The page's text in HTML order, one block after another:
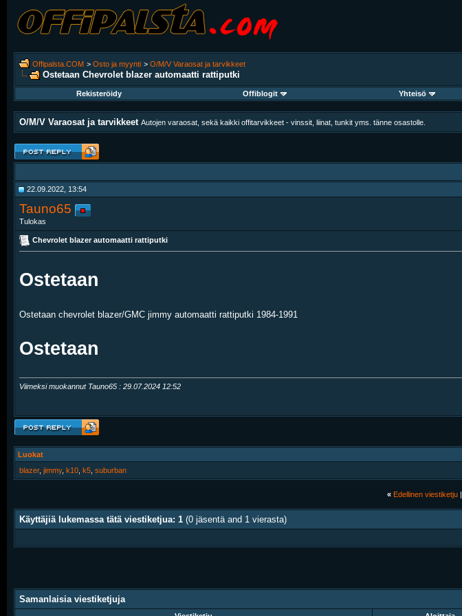
Offipalsta.COM > Osto ja myynti > O/M/V Varaosat ja tarvikkeet
Ostetaan Chevrolet blazer automaatti rattiputki
Rekisteröidy
Offiblogit Yhteisö
O/M/V Varaosat ja tarvikkeet Autojen varaosat, sekä kaikki offitarvikkeet - vinssit, liinat, tunkit yms. tänne osastolle.
22.09.2022, 13:54
Tauno65
Tulokas
Chevrolet blazer automaatti rattiputki
Ostetaan
Ostetaan chevrolet blazer/GMC jimmy automaatti rattiputki 1984-1991
Ostetaan
Viimeksi muokannut Tauno65 : 29.07.2024 12:52
Luokat
blazer, jimmy, k10 k5 suburban
« Edellinen viestiketju|
Käyttäjiä lukemassa tätä viestiketjua: 1 (0 jäsentä and 1 vierasta)
Samanlaisia viestiketjuja